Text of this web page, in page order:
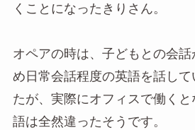
くことになったきりさん。
オペアの時は、子どもとの会
め日常会話程度の英語を話して
たが、実際にオフィスで働く
語は全然違ったそうです。